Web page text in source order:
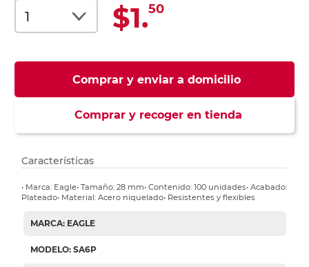
$1.50
Comprar y enviar a domicilio
Comprar y recoger en tienda
Características
• Marca: Eagle• Tamaño: 28 mm• Contenido: 100 unidades• Acabado:
Plateado• Material: Acero niquelado• Resistentes y flexibles
MARCA: EAGLE
MODELO: SA6P